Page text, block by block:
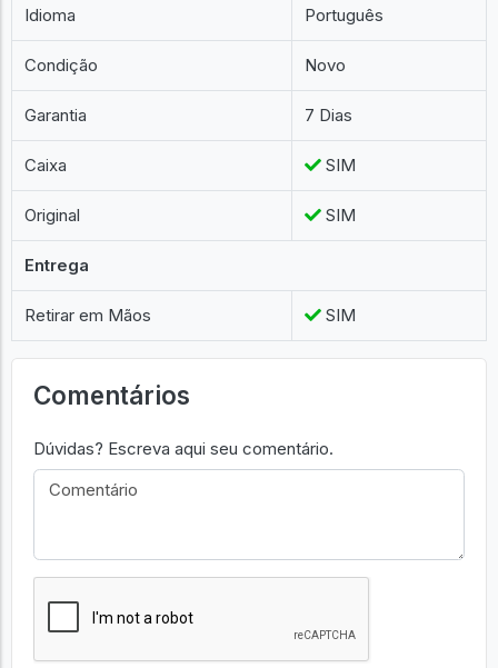
Idioma Português
Condição Novo
Garantia 7 Dias
Caixa SIM
Original SIM
Entrega
Retirar em Mãos SIM
Comentários
Dúvidas? Escreva aqui seu comentário.